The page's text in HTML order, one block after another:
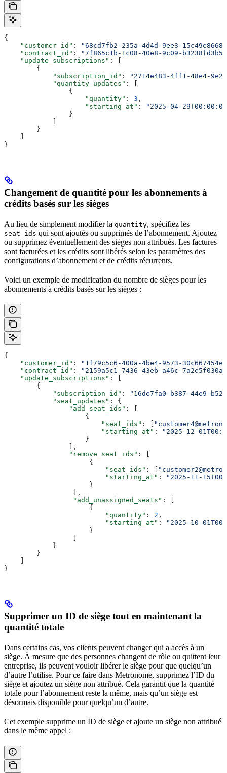
{
    "customer_id"
:
"68cd7fb2-235a-4d4d-9ee3-
    "contract_id"
:
"7f865c1b-1c08-40e8-9c09-
    "update_subscriptions"
: [
        {
            "subscription_id"
:
"2714e483-4ff1-48e4-
            "quantity_updates"
: [
                {
                    "quantity"
: 3 ,
                    "starting_at"
:
"2025-04-
                }
        }
}
Changement de quantité​ pour les abonnements à
crédits basés sur les sièges
Au lieu de simplement modifier la quantity, spécifiez les
seat_ids qui sont ajoutés ou supprimés de l’abonnement. Ajoutez
ou supprimez éventuellement des sièges non attribués. Les factures
sont facturées et les crédits sont libérés selon les paramètres des
configurations d’abonnement et de crédits récurrents.
Voici un exemple de modification du nombre de sièges pour les
abonnements à crédits basés sur les sièges :
{
    "customer_id"
:
"1f79c5c6-400a-4be4-9573-
    "contract_id"
:
"2159a5c1-7436-43eb-a46c-
    "update_subscriptions"
: [
        {
            "subscription_id"
:
"16de7fa0-b387-44e9-
            "seat_updates"
: {
                "add_seat_ids"
: [
                    {
                        "seat_ids"
: [
                        "starting_at"
:
"2025-12-
                    }
                ],
                "remove_seat_ids"
: [
                     {
                         "seat_ids"
: [
                         "starting_at"
:
"2025-11-
                     }
                 ],
                 "add_unassigned_seats"
: [
                     {
                         "quantity"
: 2 ,
                         "starting_at"
:
"2025-10-
                     }
                 ]
            }
        }
    ]
}
Supprimer un ID de siège tout en maintenant la
quantité totale
Dans certains cas, vos clients peuvent changer qui a accès à un
siège. À mesure que des personnes changent de rôle ou quittent leur
entreprise, ils peuvent vouloir libérer le siège pour que quelqu’un
d’autre l’utilise. Pour ce faire dans Metronome, supprimez l’ID du
siège et ajoutez un siège non attribué. Cela garantit que la quantité
totale pour l’abonnement reste la même, mais qu’un siège est
désormais disponible pour quelqu’un d’autre.
Cet exemple supprime un ID de siège et ajoute un siège non attribué
dans le même appel :